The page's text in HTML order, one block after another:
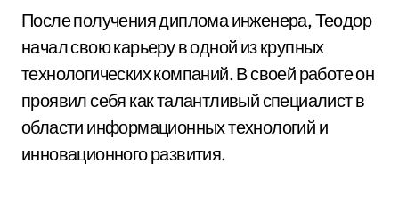
После получения диплома инженера, Теодор
начал свою карьеру в одной из крупных
технологических компаний. В своей работе он
проявил себя как талантливый специалист в
области информационных технологий и
инновационного развития.